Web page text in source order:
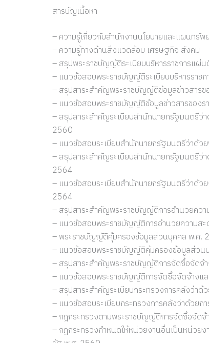
สารบัญเนื้อหา
– ความรู้เกี่ยวกับสำนักงานนโยบายและแผนทรั
– ความรู้ทางด้านสิ่งแวดล้อม เศรษฐกิจ สังคม
– สรุปพระราชบัญญัติระเบียบบริหารราชการแ
– แนวข้อสอบพระราชบัญญัติระเบียบบริหารรา
– สรุปสาระสำคัญพระราชบัญญัติข้อมูลข่าวสารข
– แนวข้อสอบพระราชบัญญัติข้อมูลข่าวสารของร
– สรุปสาระสำคัญระเบียบสำนักนายกรัฐมนตรีว่
2560
– แนวข้อสอบระเบียบสำนักนายกรัฐมนตรีว่าด้
– สรุปสาระสำคัญระเบียบสำนักนายกรัฐมนตรี
2564
– แนวข้อสอบระเบียบสำนักนายกรัฐมนตรีว่าด้
2564
– สรุปสาระสำคัญพระราชบัญญัติการอำนวยคว
– แนวข้อสอบพระราชบัญญัติการอำนวยความส
– พระราชบัญญัติคุ้มครองข้อมูลส่วนบุคคล พ.ศ.
– แนวข้อสอบพระราชบัญญัติคุ้มครองข้อมูลส่วน
– สรุปสาระสำคัญพระราชบัญญัติการจัดซื้อจัดจ้
– แนวข้อสอบพระราชบัญญัติการจัดซื้อจัดจ้างแ
– สรุปสาระสำคัญระเบียบกระทรวงการคลังว่า
– แนวข้อสอบระเบียบกระทรวงการคลังว่าด้วย
– กฎกระทรวงตามพระราชบัญญัติการจัดซื้อจัด
– กฎกระทรวงกำหนดให้หน่วยงานอื่นเป็นหน่ว